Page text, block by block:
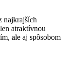
najkrajších
atraktívnou
ale aj spôsobom